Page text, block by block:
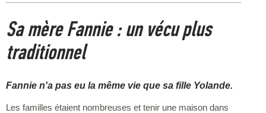
Sa mère Fannie : un vécu plus
traditionnel
Fannie n'a pas eu la même vie que sa fille Yolande.
Les familles étaient nombreuses et tenir une maison dans